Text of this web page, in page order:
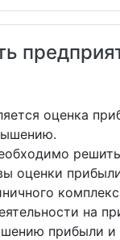
оценка
оценки
на
прибыли и